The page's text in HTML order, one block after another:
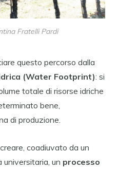
Fratelli Pardi
questo percorso dalla
(Water Footprint): si
totale di risorse idriche
bene,
di produzione.
coadiuvato da un
un processo